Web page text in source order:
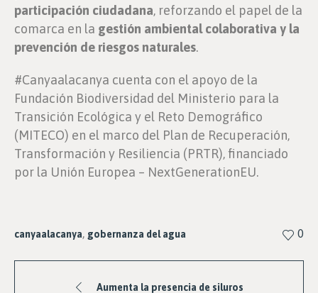
participación ciudadana, reforzando el papel de la
comarca en la gestión ambiental colaborativa y la
prevención de riesgos naturales.
#Canyaalacanya cuenta con el apoyo de la
Fundación Biodiversidad del Ministerio para la
Transición Ecológica y el Reto Demográfico
(MITECO) en el marco del Plan de Recuperación,
Transformación y Resiliencia (PRTR), financiado
por la Unión Europea – NextGenerationEU.
canyaalacanya, gobernanza del agua 0
Aumenta la presencia de siluros